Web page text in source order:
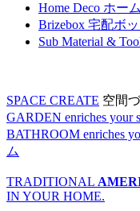
Home Deco ホー
Brizebox 宅配ボ
Sub Material &
SPACE CREATE 空間
GARDEN enriches your
BATHROOM enriches
ム
TRADITIONAL
IN YOUR HOME.